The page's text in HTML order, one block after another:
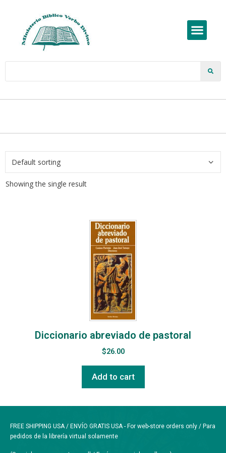
Showing the single result
Diccionario abreviado de pastoral
$26.00
Add to cart
FREE SHIPPING USA / ENVÍO GRATIS USA - For web-store orders only / Para
pedidos de la librería virtual solamente